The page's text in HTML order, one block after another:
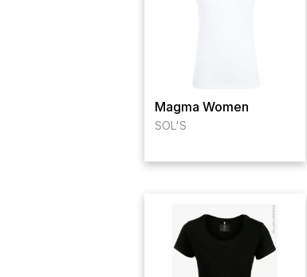
Magma Women
SOL'S